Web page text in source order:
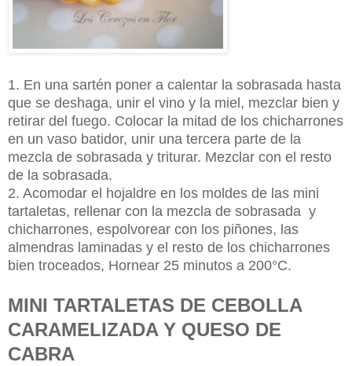
1. En una sartén poner a calentar la sobrasada hasta
que se deshaga, unir el vino y la miel, mezclar bien y
retirar del fuego. Colocar la mitad de los chicharrones
en un vaso batidor, unir una tercera parte de la
mezcla de sobrasada y triturar. Mezclar con el resto
de la sobrasada.
2. Acomodar el hojaldre en los moldes de las mini
tartaletas, rellenar con la mezcla de sobrasada y
chicharrones, espolvorear con los piñones, las
almendras laminadas y el resto de los chicharrones
bien troceados, Hornear 25 minutos a 200°C.
MINI TARTALETAS DE CEBOLLA
CARAMELIZADA Y QUESO DE
CABRA